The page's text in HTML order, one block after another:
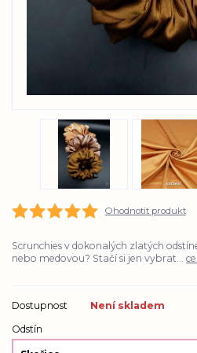
Ohodnotit produkt
Scrunchies v dokonalých zlatých
nebo medovou? Stačí si jen vybrat...
Dostupnost
Není skladem
Odstín